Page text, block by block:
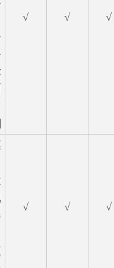
√ √ √
√ √ √